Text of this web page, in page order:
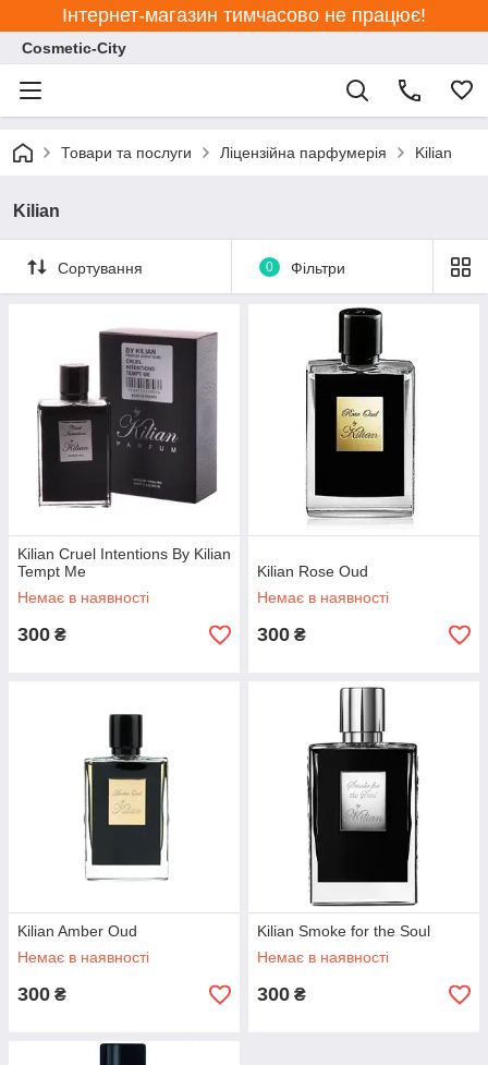
Інтернет-магазин тимчасово не працює!
Cosmetic-City
Товари та послуги Ліцензійна парфумерія Kilian
Kilian
Сортування 0 Фільтри
Kilian Cruel Intentions By Kilian
Tempt Me
Немає в наявності
300 ₴
Kilian Rose Oud
Немає в наявності
300 ₴
Kilian Amber Oud
Немає в наявності
300 ₴
Kilian Smoke for the Soul
Немає в наявності
300 ₴